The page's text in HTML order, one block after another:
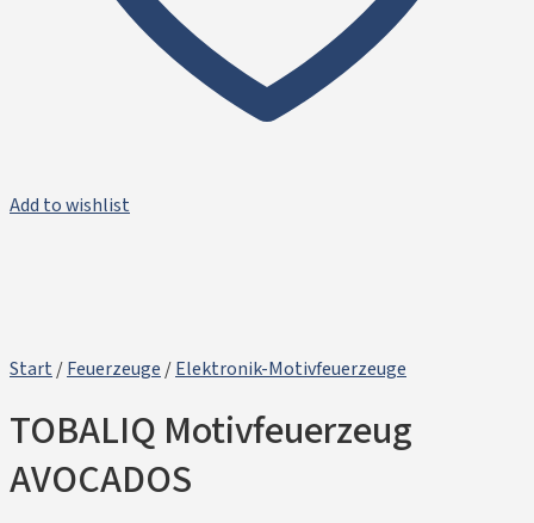
Add to wishlist
Start/Feuerzeuge /Elektronik-Motivfeuerzeuge
TOBALIQ Motivfeuerzeug
AVOCADOS